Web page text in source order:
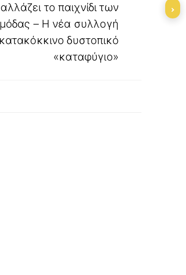
το παιχνίδι των
μόδας – Η νέα συλλογή
δυστοπικό
«καταφύγιο»
›